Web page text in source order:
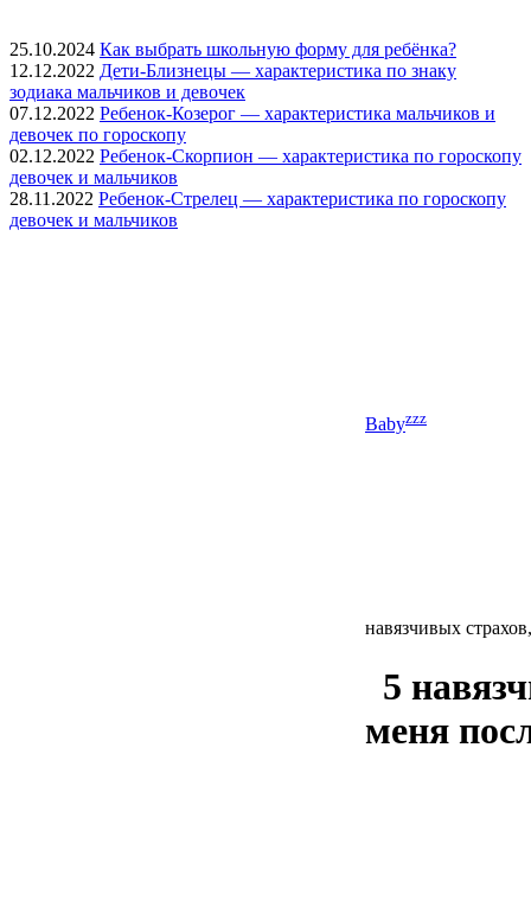
25.10.2024 Как выбрать школьную форму для ребёнка?
12.12.2022 Дети-Близнецы — характеристика по знаку
зодиака мальчиков и девочек
07.12.2022 Ребенок-Козерог — характеристика мальчиков и
девочек по гороскопу
02.12.2022 Ребенок-Скорпион — характеристика по гороскопу
девочек и мальчиков
28.11.2022 Ребенок-Стрелец — характеристика по гороскопу
девочек и мальчиков
Babyzzz
навязчивых
5
меня